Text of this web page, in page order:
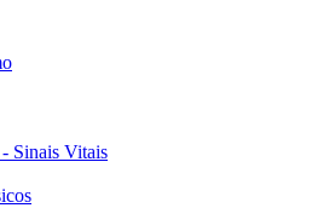
Sinais Vitais